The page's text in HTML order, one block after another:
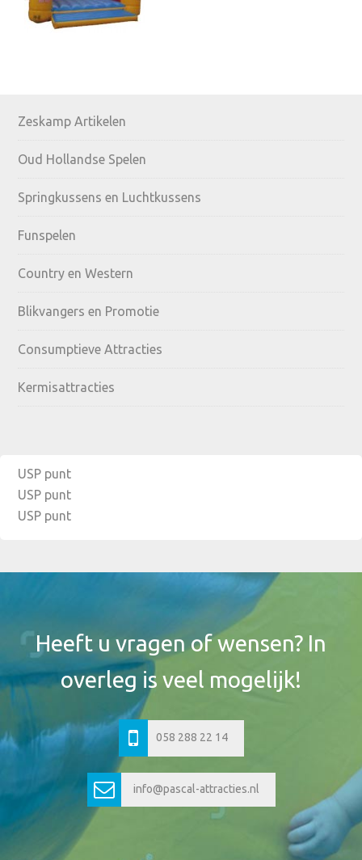
Primary
Sidebar
Zeskamp Artikelen
Oud Hollandse Spelen
Springkussens en Luchtkussens
Funspelen
Country en Western
Blikvangers en Promotie
Consumptieve Attracties
Kermisattracties
USP punt
USP punt
USP punt
Header
Heeft u vragen of wensen? In
overleg is veel mogelijk!
058 288 22 14
info@pascal-attracties.nl